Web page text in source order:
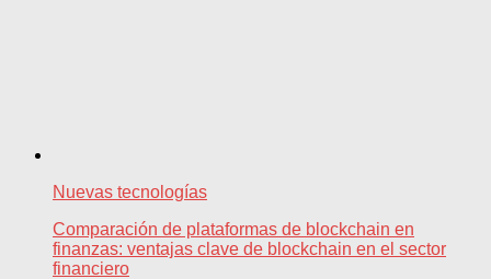
Nuevas tecnologías
Comparación de plataformas de blockchain en
finanzas: ventajas clave de blockchain en el sector
financiero